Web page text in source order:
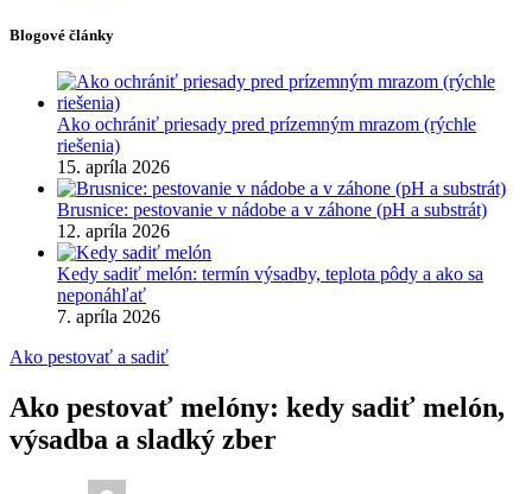
Blogové články
Ako ochrániť priesady pred prízemným mrazom (rýchle
riešenia)
15. apríla 2026
Brusnice: pestovanie v nádobe a v záhone (pH a substrát)
12. apríla 2026
Kedy sadiť melón: termín výsadby, teplota pôdy a ako sa
neponáhľať
7. apríla 2026
Ako pestovať a sadiť
Ako pestovať melóny: kedy sadiť melón,
výsadba a sladký zber